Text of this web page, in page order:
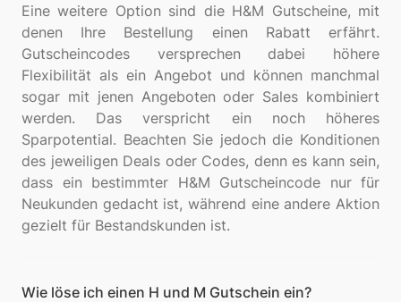
Eine weitere Option sind die H&M Gutscheine, mit
denen Ihre Bestellung einen Rabatt erfährt.
Gutscheincodes versprechen dabei höhere
Flexibilität als ein Angebot und können manchmal
sogar mit jenen Angeboten oder Sales kombiniert
werden. Das verspricht ein noch höheres
Sparpotential. Beachten Sie jedoch die Konditionen
des jeweiligen Deals oder Codes, denn es kann sein,
dass ein bestimmter H&M Gutscheincode nur für
Neukunden gedacht ist, während eine andere Aktion
Wie löse ich einen H und M Gutschein ein?